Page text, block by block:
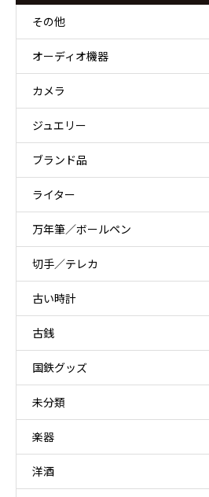
その他
オーディオ機器
カメラ
ジュエリー
ブランド品
ライター
万年筆／ボールペン
切手／テレカ
古い時計
古銭
国鉄グッズ
未分類
楽器
洋酒